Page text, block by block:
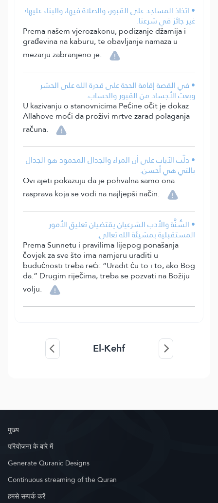
• اتخاذ المساجد على القبور، والصلاة فيها، والبناء عليها؛
غير جائز في شرعنا.
Prema našem vjerozakonu, podizanje džamija i
građevina na kaburu, te obavljanje namaza u
mezarju zabranjeno je.
• في القصة إقامة الحجة على قدرة الله على الحشر
وبعث الأجساد من القبور والحساب.
U kazivanju o stanovnicima Pećine očit je dokaz
Allahove moći da proživi mrtve zarad polaganja
računa.
• دلَّت الآيات على أن المراء والجدال المحمود هو الجدال
بالتي هي أحسن.
Ovi ajeti pokazuju da je pohvalna samo ona
rasprava koja se vodi na najljepši način.
• السُّنَّة والأدب الشرعيان يقتضيان تعليق الأمور
المستقبلية بمشيئة الله تعالى.
Prema Sunnetu i pravilima lijepog ponašanja
čovjek za sve što ima namjeru uraditi u
budućnosti treba reći: “Uradit ću to i to, ako Bog
da.” Drugim riječima, treba se pozvati na Božiju
volju.
El-Kehf
मुख्य
परियोजना के बारे में
Generate Quranic Designs
Continuous streaming of the Quran
हमसे सम्पर्क करें